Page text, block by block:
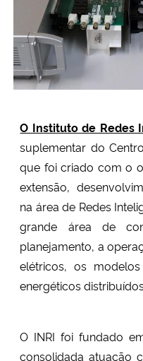
O Instituto de Redes
suplementar do
que foi criado com o
extensão,
na área de Redes
grande área de
planejamento, a
elétricos, os
energéticos
O INRI foi fundado
consolidada atuação